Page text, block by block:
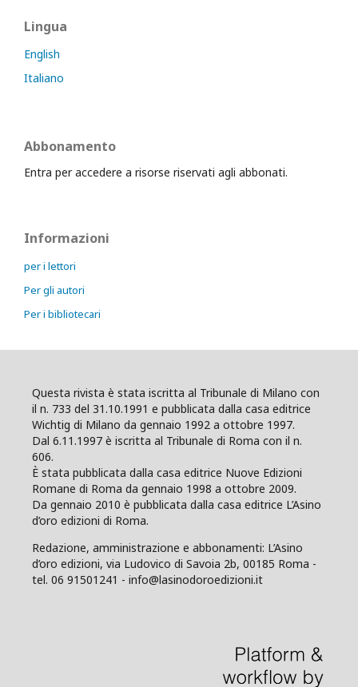
Lingua
English
Italiano
Abbonamento
Entra per accedere a risorse riservati agli abbonati.
Informazioni
per i lettori
Per gli autori
Per i bibliotecari
Questa rivista è stata iscritta al Tribunale di Milano con
il n. 733 del 31.10.1991 e pubblicata dalla casa editrice
Wichtig di Milano da gennaio 1992 a ottobre 1997.
Dal 6.11.1997 è iscritta al Tribunale di Roma con il n.
606.
È stata pubblicata dalla casa editrice Nuove Edizioni
Romane di Roma da gennaio 1998 a ottobre 2009.
Da gennaio 2010 è pubblicata dalla casa editrice L’Asino
d’oro edizioni di Roma.
Redazione, amministrazione e abbonamenti: L’Asino
d’oro edizioni, via Ludovico di Savoia 2b, 00185 Roma -
tel. 06 91501241 - info@lasinodoroedizioni.it